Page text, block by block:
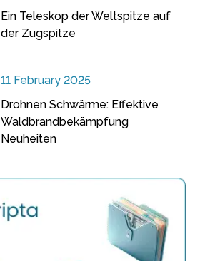
Ein Teleskop der Weltspitze auf
der Zugspitze
11 February 2025
Drohnen Schwärme: Effektive
Waldbrandbekämpfung
Neuheiten